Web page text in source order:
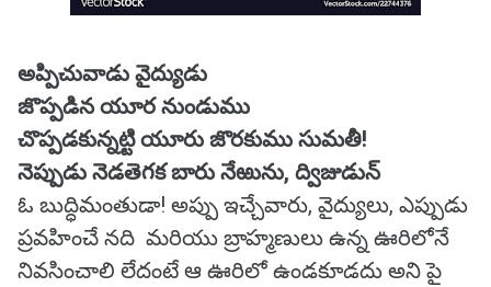
అప్పిచువాడు వైద్యుడు
జొప్పడిన యూర నుండుము
చొప్పడకున్నట్టి యూరు జొరకుము సుమతీ!
నెప్పుడు నెడతెగక బారు నేఱును, ద్విజుడున్
ఓ బుద్ధిమంతుడా! అప్పు ఇచ్చేవారు, వైద్యులు, ఎప్పుడు
ప్రవహించే నది మరియు బ్రాహ్మణులు ఉన్న ఊరిలోనే
నివసించాలి లేదంటే ఆ ఊరిలో ఉండకూడదు అని పై